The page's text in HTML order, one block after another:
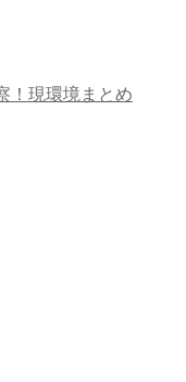
！現環境まとめ